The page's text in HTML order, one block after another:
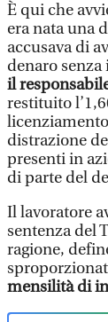
È qui che
era nata una
accusava di
denaro senza
il
restituito
distrazione
presenti in
di parte del
Il lavoratore
sentenza del
ragione,
mensilità di